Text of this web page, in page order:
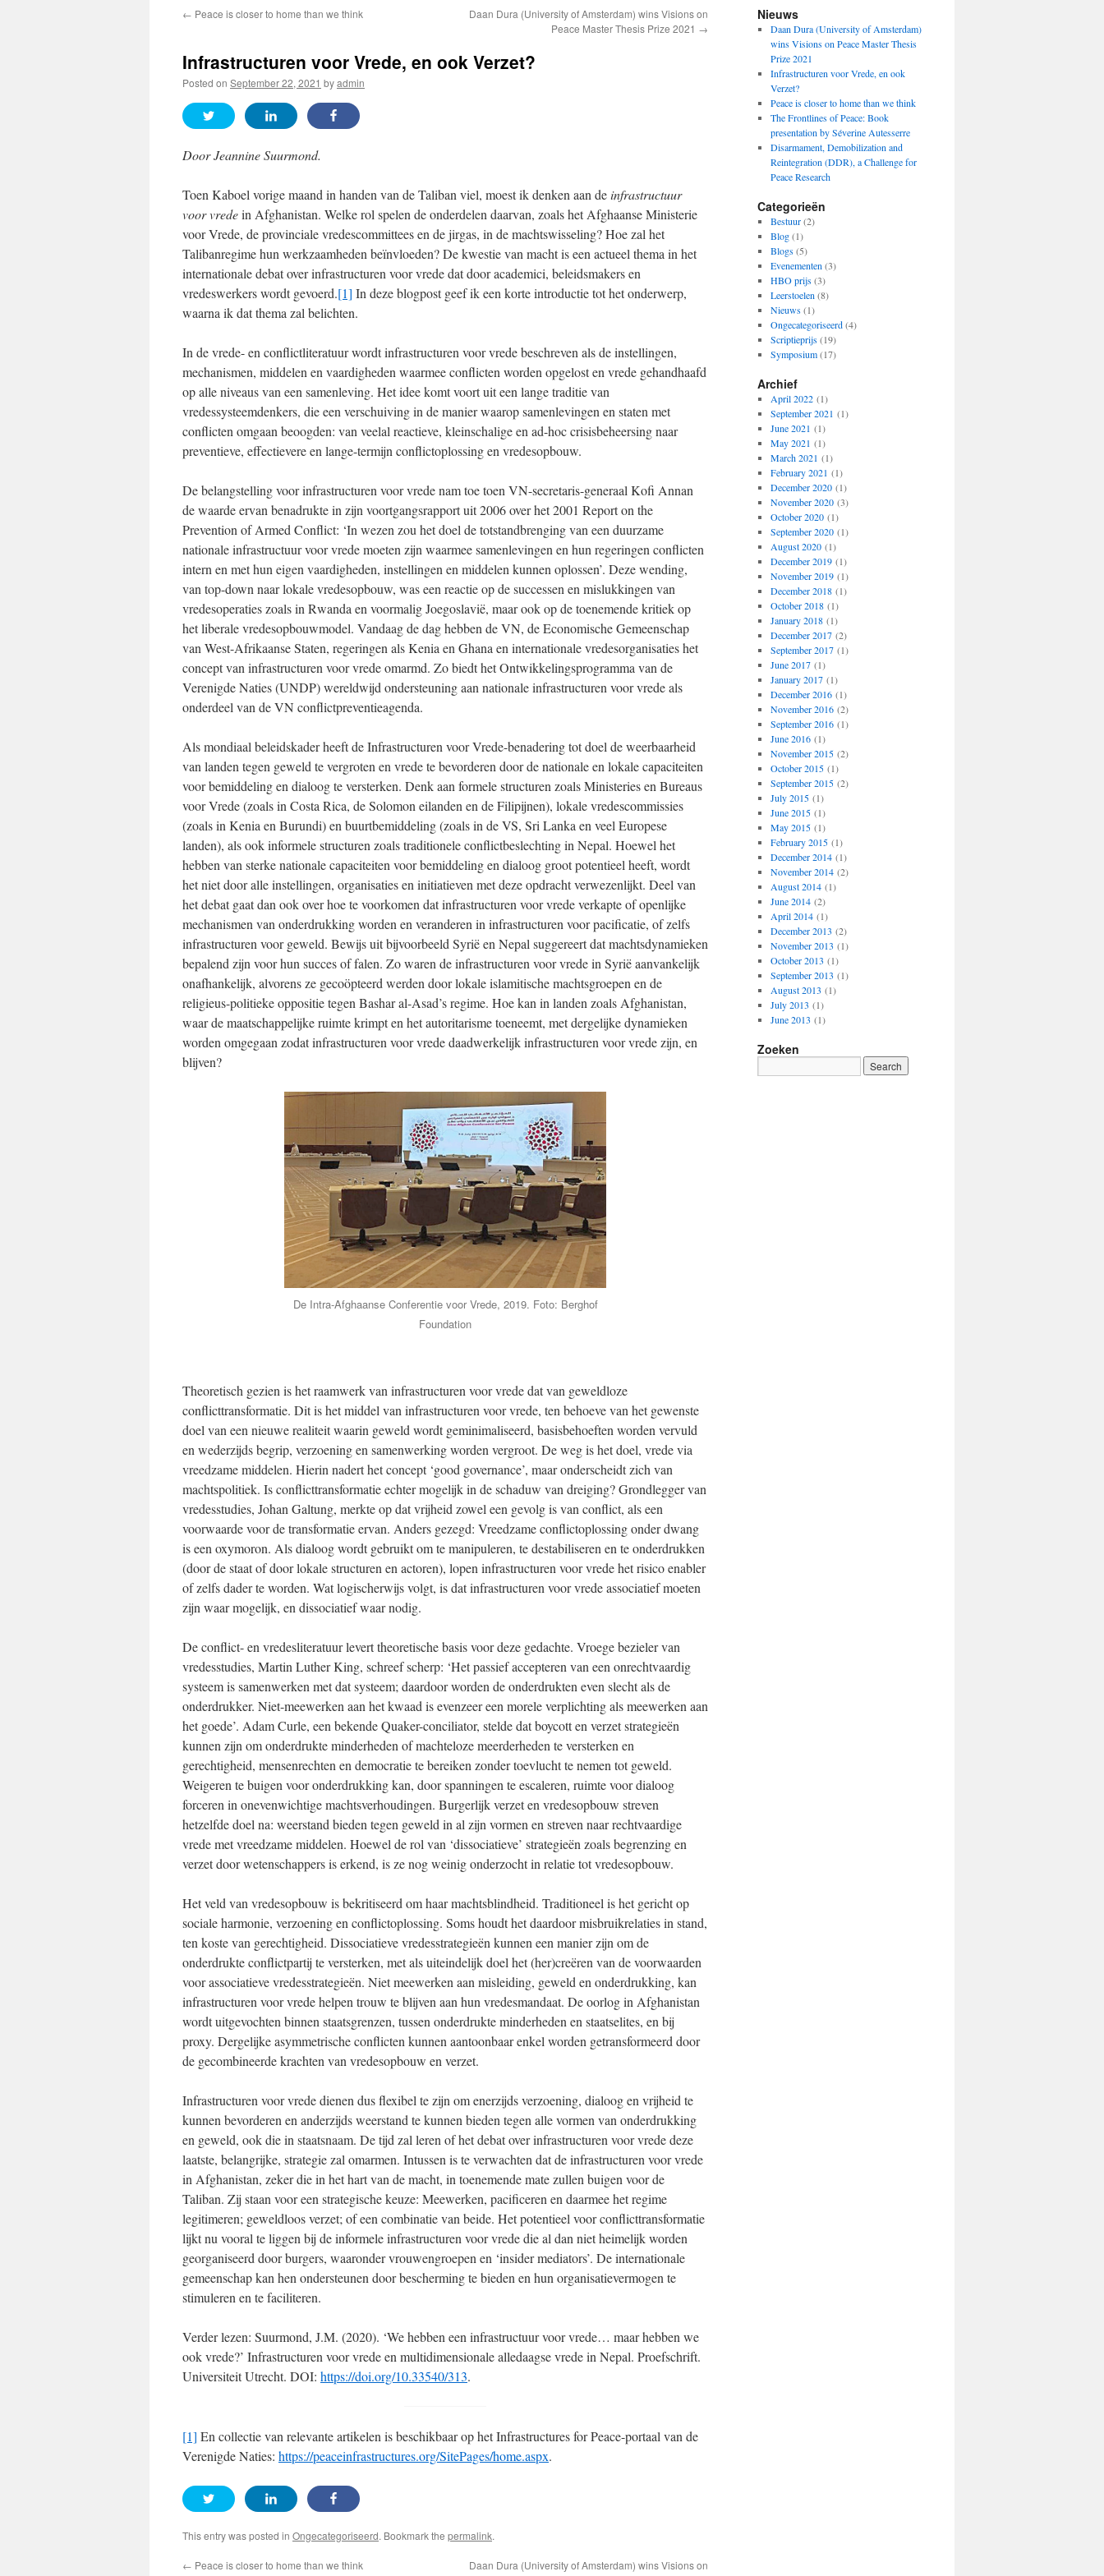
← Peace is closer to home than we think
Daan Dura (University of Amsterdam) wins Visions on
Peace Master Thesis Prize 2021 →
Infrastructuren voor Vrede, en ook Verzet?
Posted on September 22, 2021 byadmin
Door Jeannine Suurmond.
Toen Kaboel vorige maand in handen van de Taliban viel, moest ik denken aan deinfrastructuur
voor vredein Afghanistan. Welke rol spelen de onderdelen daarvan, zoals het Afghaanse Ministerie
voor Vrede, de provinciale vredescommittees en de jirgas, in de machtswisseling? Hoe zal het
Talibanregime hun werkzaamheden beïnvloeden? De kwestie van macht is een actueel thema in het
internationale debat over infrastructuren voor vrede dat door academici, beleidsmakers en
vredeswerkers wordt gevoerd.[1] In deze blogpost geef ik een korte introductie tot het onderwerp,
waarna ik dat thema zal belichten.
In de vrede- en conflictliteratuur wordt infrastructuren voor vrede beschreven als de instellingen,
mechanismen, middelen en vaardigheden waarmee conflicten worden opgelost en vrede gehandhaafd
op alle niveaus van een samenleving. Het idee komt voort uit een lange traditie van
vredessysteemdenkers, die een verschuiving in de manier waarop samenlevingen en staten met
conflicten omgaan beoogden: van veelal reactieve, kleinschalige en ad-hoc crisisbeheersing naar
preventieve, effectievere en lange-termijn conflictoplossing en vredesopbouw.
De belangstelling voor infrastructuren voor vrede nam toe toen VN-secretaris-generaal Kofi Annan
de waarde ervan benadrukte in zijn voortgangsrapport uit 2006 over het 2001 Report on the
Prevention of Armed Conflict: ‘In wezen zou het doel de totstandbrenging van een duurzame
nationale infrastructuur voor vrede moeten zijn waarmee samenlevingen en hun regeringen conflicten
intern en met hun eigen vaardigheden, instellingen en middelen kunnen oplossen’. Deze wending,
van top-down naar lokale vredesopbouw, was een reactie op de successen en mislukkingen van
vredesoperaties zoals in Rwanda en voormalig Joegoslavië, maar ook op de toenemende kritiek op
het liberale vredesopbouwmodel. Vandaag de dag hebben de VN, de Economische Gemeenschap
van West-Afrikaanse Staten, regeringen als Kenia en Ghana en internationale vredesorganisaties het
concept van infrastructuren voor vrede omarmd. Zo biedt het Ontwikkelingsprogramma van de
Verenigde Naties (UNDP) wereldwijd ondersteuning aan nationale infrastructuren voor vrede als
onderdeel van de VN conflictpreventieagenda.
Als mondiaal beleidskader heeft de Infrastructuren voor Vrede-benadering tot doel de weerbaarheid
van landen tegen geweld te vergroten en vrede te bevorderen door de nationale en lokale capaciteiten
voor bemiddeling en dialoog te versterken. Denk aan formele structuren zoals Ministeries en Bureaus
voor Vrede (zoals in Costa Rica, de Solomon eilanden en de Filipijnen), lokale vredescommissies
(zoals in Kenia en Burundi) en buurtbemiddeling (zoals in de VS, Sri Lanka en veel Europese
landen), als ook informele structuren zoals traditionele conflictbeslechting in Nepal. Hoewel het
hebben van sterke nationale capaciteiten voor bemiddeling en dialoog groot potentieel heeft, wordt
het niet door alle instellingen, organisaties en initiatieven met deze opdracht verwezenlijkt. Deel van
het debat gaat dan ook over hoe te voorkomen dat infrastructuren voor vrede verkapte of openlijke
mechanismen van onderdrukking worden en veranderen in infrastructuren voor pacificatie, of zelfs
infrastructuren voor geweld. Bewijs uit bijvoorbeeld Syrië en Nepal suggereert dat machtsdynamieken
bepalend zijn voor hun succes of falen. Zo waren de infrastructuren voor vrede in Syrië aanvankelijk
onafhankelijk, alvorens ze gecoöpteerd werden door lokale islamitische machtsgroepen en de
religieus-politieke oppositie tegen Bashar al-Asad’s regime. Hoe kan in landen zoals Afghanistan,
waar de maatschappelijke ruimte krimpt en het autoritarisme toeneemt, met dergelijke dynamieken
worden omgegaan zodat infrastructuren voor vrede daadwerkelijk infrastructuren voor vrede zijn, en
blijven?
De Intra-Afghaanse Conferentie voor Vrede, 2019. Foto: Berghof
Foundation
Theoretisch gezien is het raamwerk van infrastructuren voor vrede dat van geweldloze
conflicttransformatie. Dit is het middel van infrastructuren voor vrede, ten behoeve van het gewenste
doel van een nieuwe realiteit waarin geweld wordt geminimaliseerd, basisbehoeften worden vervuld
en wederzijds begrip, verzoening en samenwerking worden vergroot. De weg is het doel, vrede via
vreedzame middelen. Hierin nadert het concept ‘good governance’, maar onderscheidt zich van
machtspolitiek. Is conflicttransformatie echter mogelijk in de schaduw van dreiging? Grondlegger van
vredesstudies, Johan Galtung, merkte op dat vrijheid zowel een gevolg is van conflict, als een
voorwaarde voor de transformatie ervan. Anders gezegd: Vreedzame conflictoplossing onder dwang
is een oxymoron. Als dialoog wordt gebruikt om te manipuleren, te destabiliseren en te onderdrukken
(door de staat of door lokale structuren en actoren), lopen infrastructuren voor vrede het risico enabler
of zelfs dader te worden. Wat logischerwijs volgt, is dat infrastructuren voor vrede associatief moeten
zijn waar mogelijk, en dissociatief waar nodig.
De conflict- en vredesliteratuur levert theoretische basis voor deze gedachte. Vroege bezieler van
vredesstudies, Martin Luther King, schreef scherp: ‘Het passief accepteren van een onrechtvaardig
systeem is samenwerken met dat systeem; daardoor worden de onderdrukten even slecht als de
onderdrukker. Niet-meewerken aan het kwaad is evenzeer een morele verplichting als meewerken aan
het goede’. Adam Curle, een bekende Quaker-conciliator, stelde dat boycott en verzet strategieën
kunnen zijn om onderdrukte minderheden of machteloze meerderheden te versterken en
gerechtigheid, mensenrechten en democratie te bereiken zonder toevlucht te nemen tot geweld.
Weigeren te buigen voor onderdrukking kan, door spanningen te escaleren, ruimte voor dialoog
forceren in onevenwichtige machtsverhoudingen. Burgerlijk verzet en vredesopbouw streven
hetzelfde doel na: weerstand bieden tegen geweld in al zijn vormen en streven naar rechtvaardige
vrede met vreedzame middelen. Hoewel de rol van ‘dissociatieve’ strategieën zoals begrenzing en
verzet door wetenschappers is erkend, is ze nog weinig onderzocht in relatie tot vredesopbouw.
Het veld van vredesopbouw is bekritiseerd om haar machtsblindheid. Traditioneel is het gericht op
sociale harmonie, verzoening en conflictoplossing. Soms houdt het daardoor misbruikrelaties in stand,
ten koste van gerechtigheid. Dissociatieve vredesstrategieën kunnen een manier zijn om de
onderdrukte conflictpartij te versterken, met als uiteindelijk doel het (her)creëren van de voorwaarden
voor associatieve vredesstrategieën. Niet meewerken aan misleiding, geweld en onderdrukking, kan
infrastructuren voor vrede helpen trouw te blijven aan hun vredesmandaat. De oorlog in Afghanistan
wordt uitgevochten binnen staatsgrenzen, tussen onderdrukte minderheden en staatselites, en bij
proxy. Dergelijke asymmetrische conflicten kunnen aantoonbaar enkel worden getransformeerd door
de gecombineerde krachten van vredesopbouw en verzet.
Infrastructuren voor vrede dienen dus flexibel te zijn om enerzijds verzoening, dialoog en vrijheid te
kunnen bevorderen en anderzijds weerstand te kunnen bieden tegen alle vormen van onderdrukking
en geweld, ook die in staatsnaam. De tijd zal leren of het debat over infrastructuren voor vrede deze
laatste, belangrijke, strategie zal omarmen. Intussen is te verwachten dat de infrastructuren voor vrede
in Afghanistan, zeker die in het hart van de macht, in toenemende mate zullen buigen voor de
Taliban. Zij staan voor een strategische keuze: Meewerken, pacificeren en daarmee het regime
legitimeren; geweldloos verzet; of een combinatie van beide. Het potentieel voor conflicttransformatie
lijkt nu vooral te liggen bij de informele infrastructuren voor vrede die al dan niet heimelijk worden
georganiseerd door burgers, waaronder vrouwengroepen en ‘insider mediators’. De internationale
gemeenschap kan hen ondersteunen door bescherming te bieden en hun organisatievermogen te
stimuleren en te faciliteren.
Verder lezen: Suurmond, J.M. (2020). ‘We hebben een infrastructuur voor vrede… maar hebben we
ook vrede?’ Infrastructuren voor vrede en multidimensionale alledaagse vrede in Nepal. Proefschrift.
Universiteit Utrecht. DOI: https://doi.org/10.33540/313.
[1] En collectie van relevante artikelen is beschikbaar op het Infrastructures for Peace-portaal van de
Verenigde Naties: https://peaceinfrastructures.org/SitePages/home.aspx.
This entry was posted in Ongecategoriseerd. Bookmark the permalink.
← Peace is closer to home than we think
Daan Dura (University of Amsterdam) wins Visions on
Nieuws
Daan Dura (University of Amsterdam)
wins Visions on Peace Master Thesis
Prize 2021
Infrastructuren voor Vrede, en ook
Verzet?
Peace is closer to home than we think
The Frontlines of Peace: Book
presentation by Séverine Autesserre
Disarmament, Demobilization and
Reintegration (DDR), a Challenge for
Peace Research
Categorieën
Bestuur(2)
Blog(1)
Blogs(5)
Evenementen (3)
HBO prijs(3)
Leerstoelen (8)
Nieuws(1)
Ongecategoriseerd(4)
Scriptieprijs(19)
Symposium(17)
Archief
April 2022(1)
September 2021 (1)
June 2021 (1)
May 2021 (1)
March 2021 (1)
February 2021 (1)
December 2020(1)
November 2020(3)
October 2020(1)
September 2020(1)
August 2020(1)
December 2019(1)
November 2019(1)
December 2018(1)
October 2018(1)
January 2018(1)
December 2017(2)
September 2017(1)
June 2017(1)
January 2017(1)
December 2016(1)
November 2016(2)
September 2016(1)
June 2016(1)
November 2015(2)
October 2015(1)
September 2015(2)
July 2015(1)
June 2015(1)
May 2015(1)
February 2015(1)
December 2014(1)
November 2014(2)
August 2014(1)
June 2014(2)
April 2014(1)
December 2013 (2)
November 2013 (1)
October 2013 (1)
September 2013 (1)
August 2013 (1)
July 2013 (1)
June 2013 (1)
Zoeken